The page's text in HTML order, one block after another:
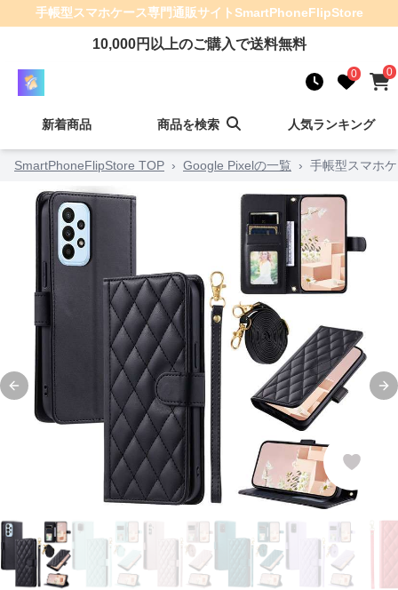
手帳型スマホケース専門通販サイトSmartPhoneFlipStore
10,000円以上のご購入で送料無料
0 0
新着商品 商品を検索 人気ランキング
SmartPhoneFlipStore TOP › Google Pixelの一覧 › 手帳型スマホ
Previous slide